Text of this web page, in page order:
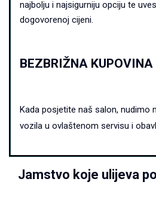
najbolju i najsigurniju opciju te
dogovorenoj cijeni.
BEZBRIŽNA KUPOVINA
Kada posjetite naš salon, nudimo
vozila u ovlaštenom servisu i
Jamstvo koje ulijeva